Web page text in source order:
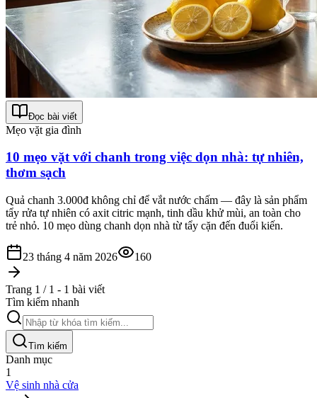
Đọc bài viết
Mẹo vặt gia đình
10 mẹo vặt với chanh trong việc dọn nhà: tự nhiên,
thơm sạch
Quả chanh 3.000đ không chỉ để vắt nước chấm — đây là sản phẩm
tẩy rửa tự nhiên có axit citric mạnh, tinh dầu khử mùi, an toàn cho
trẻ nhỏ. 10 mẹo dùng chanh dọn nhà từ tẩy cặn đến đuổi kiến.
23 tháng 4 năm 2026 160
Trang 1 / 1 - 1 bài viết
Tìm kiếm nhanh
Tìm kiếm
Danh mục
1
Vệ sinh nhà cửa